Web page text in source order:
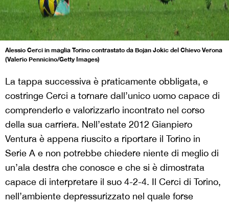
Alessio Cerci in maglia Torino contrastato da Bojan Jokic del Chievo Verona
(Valerio Pennicino/Getty Images)
La tappa successiva è praticamente obbligata, e
costringe Cerci a tornare dall’unico uomo capace di
comprenderlo e valorizzarlo incontrato nel corso
della sua carriera. Nell’estate 2012 Gianpiero
Ventura è appena riuscito a riportare il Torino in
Serie A e non potrebbe chiedere niente di meglio di
un’ala destra che conosce e che si è dimostrata
capace di interpretare il suo 4-2-4. Il Cerci di Torino,
nell’ambiente depressurizzato nel quale forse